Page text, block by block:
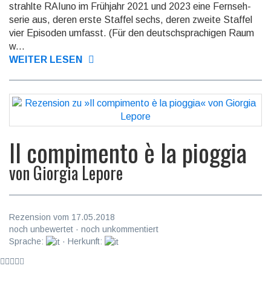
strahlte RAIuno im Frühjahr 2021 und 2023 eine Fernseh­
serie aus, deren erste Staffel sechs, deren zweite Staffel
vier Episoden umfasst. (Für den deutsch­sprachi­gen Raum
w...
WEITER LESEN
Il compimento è la pioggia
vonGiorgia Lepore
Rezension vom 17.05.2018
noch unbewertet · noch unkommentiert
Sprache:
· Herkunft: